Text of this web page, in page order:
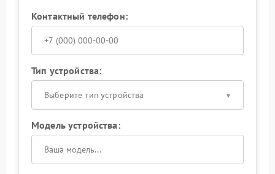
Контактный телефон:
Тип устройства:
Выберите тип устройства
Модель устройства: